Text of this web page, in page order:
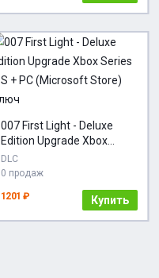
007 First Light - Deluxe
Edition Upgrade Xbox
Series X|S + PC (Microsoft
Store) Ключ
DLC
0 продаж
1201 ₽ Купить